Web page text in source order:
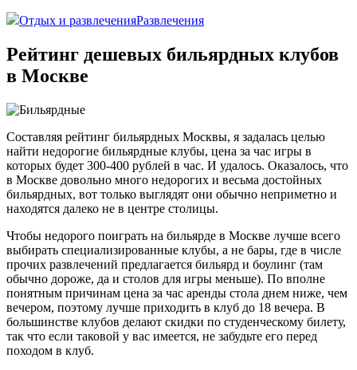
Отдых и развлеченияРазвлечения
Рейтинг дешевых бильярдных клубов
в Москве
Составляя рейтинг бильярдных Москвы, я задалась целью
найти недорогие бильярдные клубы, цена за час игры в
которых будет 300-400 рублей в час. И удалось. Оказалось, что
в Москве довольно много недорогих и весьма достойных
бильярдных, вот только выглядят они обычно неприметно и
находятся далеко не в центре столицы.
Чтобы недорого поиграть на бильярде в Москве лучше всего
выбирать специализированные клубы, а не бары, где в числе
прочих развлечений предлагается бильярд и боулинг (там
обычно дороже, да и столов для игры меньше). По вполне
понятным причинам цена за час аренды стола днем ниже, чем
вечером, поэтому лучше приходить в клуб до 18 вечера. В
большинстве клубов делают скидки по студенческому билету,
так что если таковой у вас имеется, не забудьте его перед
походом в клуб.